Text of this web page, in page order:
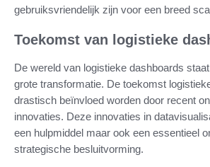
gebruiksvriendelijk zijn voor een breed
Toekomst van logistieke
De wereld van logistieke dashboards
grote transformatie. De toekomst
drastisch beïnvloed worden door recent
innovaties. Deze innovaties in
een hulpmiddel maar ook een essentieel
strategische besluitvorming.